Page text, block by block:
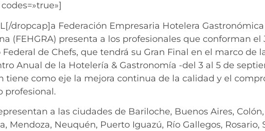
dropcap]a Federación Empresaria Hotelera
(FEHGRA) presenta a los profesionales que conforman el
de Chefs, que tendrá su Gran Final en el marco de
Anual de la Hotelería & Gastronomía -del 3 al 5 de
tiene como eje la mejora continua de la calidad y el
profesional.
a las ciudades de Bariloche, Buenos Aires,
Mendoza, Neuquén, Puerto Iguazú, Río Gallegos, Rosario,